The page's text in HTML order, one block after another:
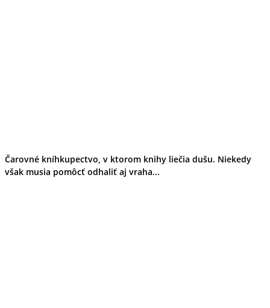
Čarovné kníhkupectvo, v ktorom knihy liečia dušu. Niekedy
však musia pomôcť odhaliť aj vraha...